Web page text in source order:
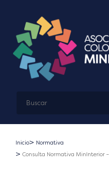
Inicio
Normativa
Consulta Normativa MinInterior